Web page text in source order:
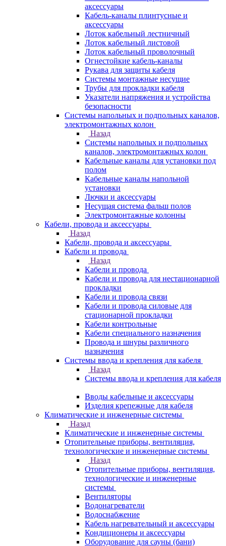
аксессуары
Кабель-каналы плинтусные и
аксессуары
Лоток кабельный лестничный
Лоток кабельный листовой
Лоток кабельный проволочный
Огнестойкие кабель-каналы
Рукава для защиты кабеля
Системы монтажные несущие
Трубы для прокладки кабеля
Указатели напряжения и устройства
безопасности
Системы напольных и подпольных каналов,
электромонтажных колон
Назад
Системы напольных и подпольных
каналов, электромонтажных колон
Кабельные каналы для установки под
полом
Кабельные каналы напольной
установки
Лючки и аксессуары
Несущая система фальш полов
Электромонтажные колонны
Кабели, провода и аксессуары
Назад
Кабели, провода и аксессуары
Кабели и провода
Назад
Кабели и провода
Кабели и провода для нестационарной
прокладки
Кабели и провода связи
Кабели и провода силовые для
стационарной прокладки
Кабели контрольные
Кабели специального назначения
Провода и шнуры различного
назначения
Системы ввода и крепления для кабеля
Назад
Системы ввода и крепления для кабеля
Вводы кабельные и аксессуары
Изделия крепежные для кабеля
Климатические и инженерные системы
Назад
Климатические и инженерные системы
Отопительные приборы, вентиляция,
технологические и инженерные системы
Назад
Отопительные приборы, вентиляция,
технологические и инженерные
системы
Вентиляторы
Водонагреватели
Водоснабжение
Кабель нагревательный и аксессуары
Кондиционеры и аксессуары
Оборудование для сауны (бани)